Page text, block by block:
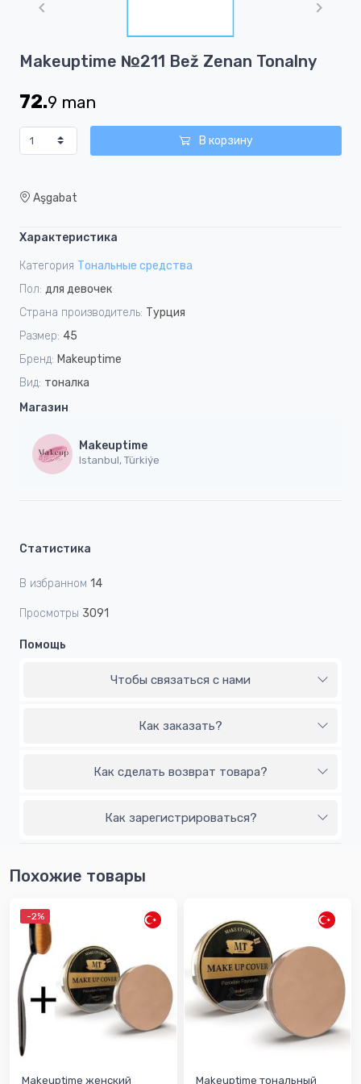
1
1
Makeuptime №211 Bež Zenan Tonalny
72.9 man
В корзину
Aşgabat
Характеристика
Категория Тональные средства
Пол: для девочек
Страна производитель: Турция
Размер: 45
Бренд: Makeuptime
Вид: тоналка
Магазин
Makeuptime
Istanbul, Türkiýe
Статистика
В избранном 14
Просмотры 3091
Помощь
Чтобы связаться с нами
Как заказать?
Как сделать возврат товара?
Как зарегистрироваться?
Похожие товары
-2%
Makeuptime женский Makeuptime тональный